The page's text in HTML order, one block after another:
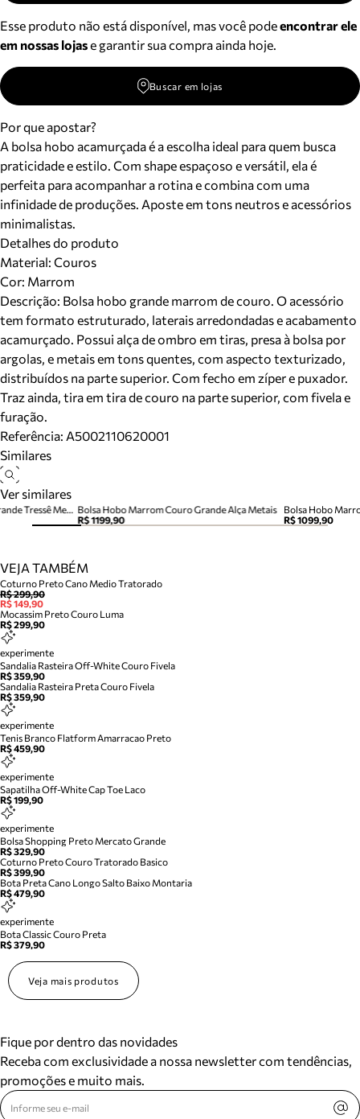
Esse produto não está disponível, mas você podeencontrar ele
em nossas lojase garantir sua compra ainda hoje.
Buscar em lojas
Por que apostar?
A bolsa hobo acamurçada é a escolha ideal para quem busca
praticidade e estilo. Com shape espaçoso e versátil, ela é
perfeita para acompanhar a rotina e combina com uma
infinidade de produções. Aposte em tons neutros e acessórios
minimalistas.
Detalhes do produto
Material: Couros
Cor: Marrom
Descrição: Bolsa hobo grande marrom de couro. O acessório
tem formato estruturado, laterais arredondadas e acabamento
acamurçado. Possui alça de ombro em tiras, presa à bolsa por
argolas, e metais em tons quentes, com aspecto texturizado,
distribuídos na parte superior. Com fecho em zíper e puxador.
Traz ainda, tira em tira de couro na parte superior, com fivela e
furação.
Referência: A5002110620001
Similares
Ver similares
Bolsa Hobo Marrom Couro Grande Alça Metais
R$ 1199,90
Bolsa Hobo
R$ 1099,90
Bolsa Hobo Marrom Escuro Grande Tressê Metal Orgânico
VEJA TAMBÉM
Coturno Preto Cano Medio Tratorado
R$ 299,90
R$ 149,90
Mocassim Preto Couro Luma
R$ 299,90
experimente
Sandalia Rasteira Off-White Couro Fivela
R$ 359,90
Sandalia Rasteira Preta Couro Fivela
R$ 359,90
experimente
Tenis Branco Flatform Amarracao Preto
R$ 459,90
experimente
Sapatilha Off-White Cap Toe Laco
R$ 199,90
experimente
Bolsa Shopping Preto Mercato Grande
R$ 329,90
Coturno Preto Couro Tratorado Basico
R$ 399,90
Bota Preta Cano Longo Salto Baixo Montaria
R$ 479,90
experimente
Bota Classic Couro Preta
R$ 379,90
Veja mais produtos
Fique por dentro das novidades
Receba com exclusividade a nossa newsletter com tendências,
promoções e muito mais.